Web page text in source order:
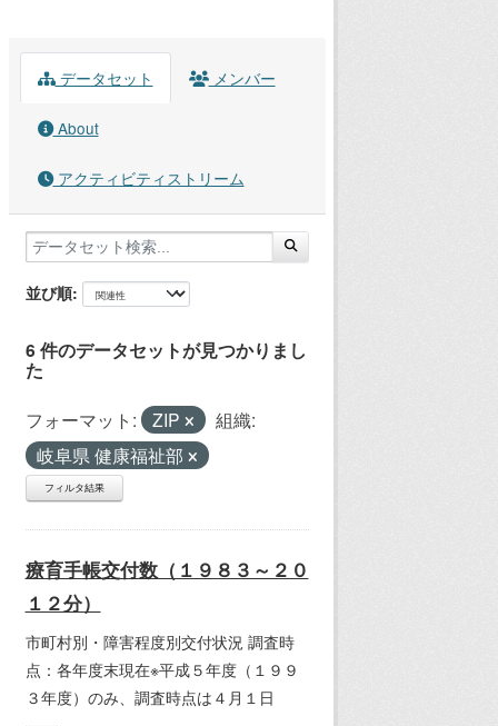
データセット メンバー
About
アクティビティストリーム
並び順
6 件のデータセットが見つかりまし
た
フォーマット: ZIP
組織:
岐阜県 健康福祉部
フィルタ結果
療育手帳交付数（１９８３～２０
１２分）
市町村別・障害程度別交付状況 調査時
点：各年度末現在※平成５年度（１９９
３年度）のみ、調査時点は４月１日